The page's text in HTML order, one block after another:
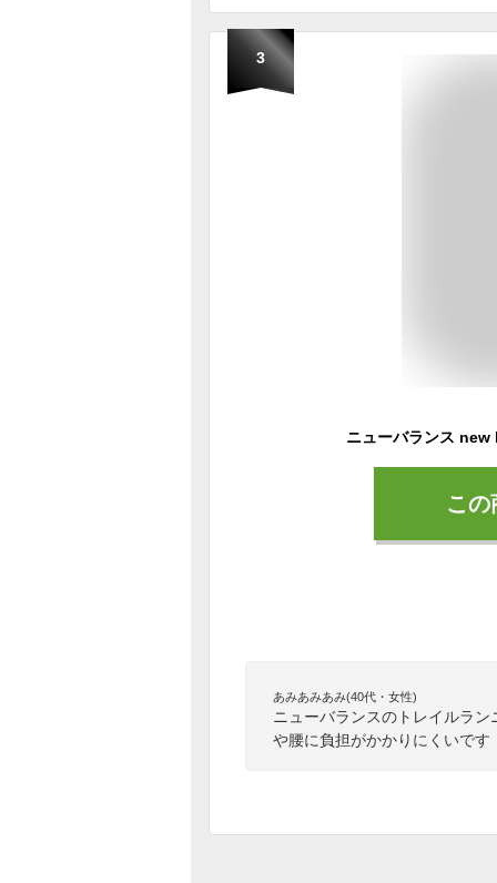
3
こ
あみあみあみ(40代・女性)
ニューバランスのトレイルラ
や腰に負担がかかりにくいです